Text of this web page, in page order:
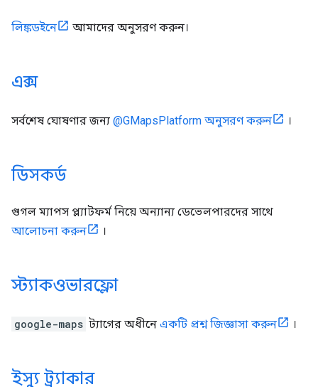
লিঙ্কডইনে আমাদের অনুসরণ করুন।
এক্স
সর্বশেষ ঘোষণার জন্য @GMapsPlatform অনুসরণ করুন ।
ডিসকর্ড
গুগল ম্যাপস প্ল্যাটফর্ম নিয়ে অন্যান্য ডেভেলপারদের সাথে
আলোচনা করুন
।
স্ট্যাকওভারফ্লো
google-maps ট্যাগের অধীনে একটি প্রশ্ন জিজ্ঞাসা করুন ।
ইস্যু ট্র্যাকার